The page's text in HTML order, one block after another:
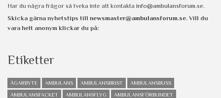
Har du några frågor så tveka inte att kontakta info@ambulansforum.se.
Skicka gärna nyhetstips till newsmaster@ambulansforum.se. Vill du
vara helt anonym klickar du på:
Etiketter
ÄGARBYTE AMBULANS AMBULANSBRIST
AMBULANSBUSS
AMBULANSFACKET
AMBULANSFLYG
AMBULANSFÖRBUNDET